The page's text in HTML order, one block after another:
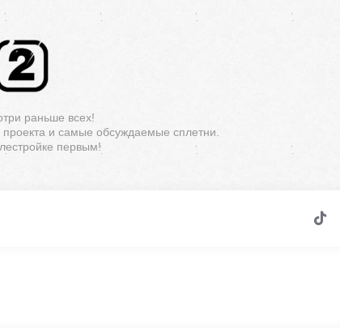
раньше всех!
и самые обсуждаемые сплетни.
первым!